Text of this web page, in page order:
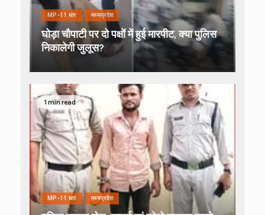
MP-11 धार मध्यप्रदेश
घोड़ा चौपाटी पर दो पक्षों में हुई मारपीट, क्या पुलिस
निकालेगी जुलूस?
1 min read
MP-11 धार मध्यप्रदेश